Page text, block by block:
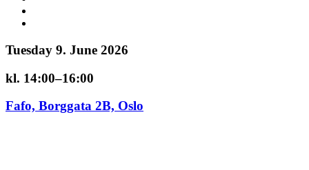
Tuesday 9. June 2026
kl. 14:00–16:00
Fafo, Borggata 2B, Oslo